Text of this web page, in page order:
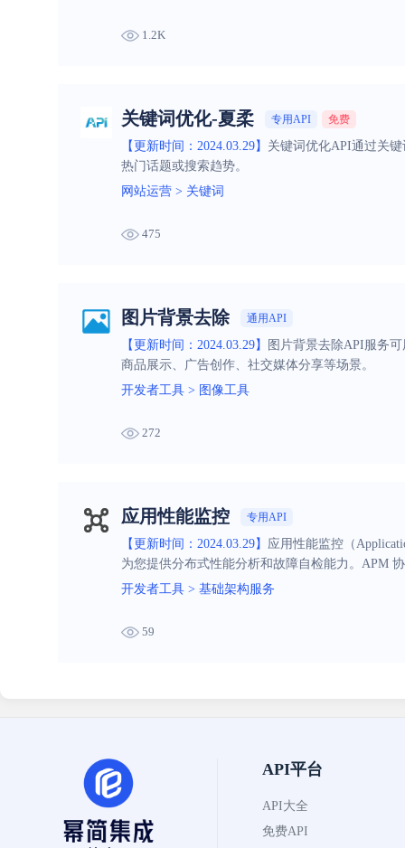
1.2K
关键词优化-夏柔 专用API 免费
【更新时间：2024.03.29】 关键词优化API通过关
热门话题或搜索趋势。
网站运营 > 关键词
475
图片背景去除 通用API
【更新时间：2024.03.29】
图片背景去除API服务
商品展示、广告创作、社交媒体分享等场景。
开发者工具 > 图像工具
272
应用性能监控 专用API
【更新时间：2024.03.29】 应用性能监控（
为您提供分布式性能分析和故障自检能力。APM
性能，提升用户体验。
开发者工具 > 基础架构服务
59
API平台
API大全
免费API